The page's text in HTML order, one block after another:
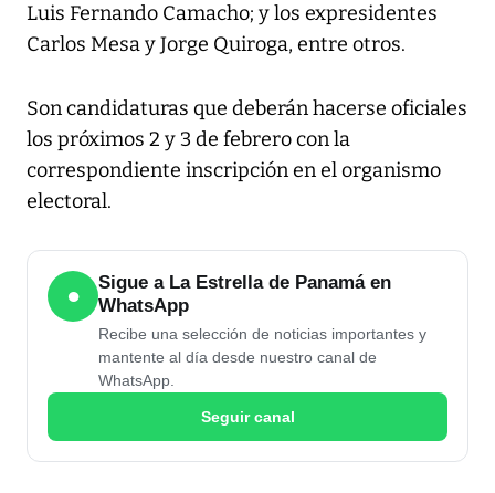
Luis Fernando Camacho; y los expresidentes
Carlos Mesa y Jorge Quiroga, entre otros.
Son candidaturas que deberán hacerse oficiales
los próximos 2 y 3 de febrero con la
correspondiente inscripción en el organismo
electoral.
●
Sigue a La Estrella de Panamá en
WhatsApp
Recibe una selección de noticias importantes y
mantente al día desde nuestro canal de
WhatsApp.
Seguir canal